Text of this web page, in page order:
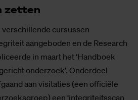
zet­ten
cursussen
aangeboden en de Research
in maart het ‘Handboek
onderzoek’. Onderdeel
aan visitaties (een officiële
een ‘integriteitsscan